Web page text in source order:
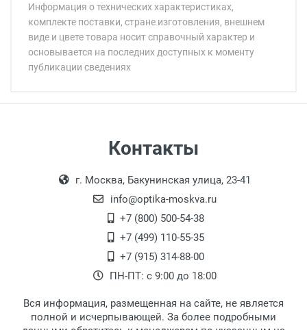
Информация о технических характеристиках,
комплекте поставки, стране изготовления, внешнем
виде и цвете товара носит справочный характер и
основывается на последних доступных к моменту
публикации сведениях
Самовывоз.
Оплата товара производится
наличными непосредственно на пункте
выдачи товара.
Перечисление средств на расчетный счет.
18:00, по субботам с 11:00 до 15:00, в
офисе по адресу: г. Москва,
Переведеновский переулок 17, корпус 1,
второй этаж, тел. +7 (499) 110-55-35.
После того, как заказ поступает в пункт
выдачи, наш менеджер связывается с
клиентом и оповещает о поступлении
Для получения товара при себе
Контакты
г. Москва, Бакунинская улица, 23-41
info@optika-moskva.ru
+7 (800) 500-54-38
+7 (499) 110-55-35
+7 (915) 314-88-00
ПН-ПТ: с 9:00 до 18:00
Вся информация, размещенная на сайте, не является
полной и исчерпывающей. За более подробными